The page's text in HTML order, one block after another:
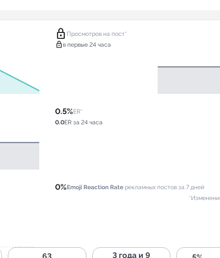
lock Просмотров на пост*
lock в первые 24 часа
0.5%ER*
0.0ER за 24 часа
0%Emoji Reaction Rate рекламных постов за 7 дней
3 года и 9